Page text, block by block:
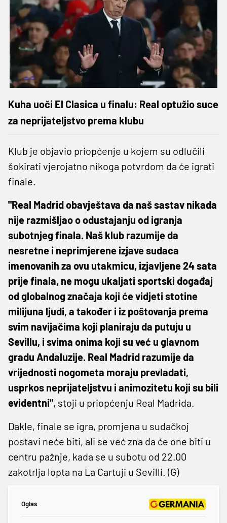
Kuha uoči El Clasica u finalu: Real optužio suce
za neprijateljstvo prema klubu
Klub je objavio priopćenje u kojem su odlučili
šokirati vjerojatno nikoga potvrdom da će igrati
finale.
"Real Madrid obavještava da naš sastav nikada
nije razmišljao o odustajanju od igranja
subotnjeg finala. Naš klub razumije da
nesretne i neprimjerene izjave sudaca
imenovanih za ovu utakmicu, izjavljene 24 sata
prije finala, ne mogu ukaljati sportski događaj
od globalnog značaja koji će vidjeti stotine
milijuna ljudi, a također i iz poštovanja prema
svim navijačima koji planiraju da putuju u
Sevillu, i svima onima koji su već u glavnom
gradu Andaluzije. Real Madrid razumije da
vrijednosti nogometa moraju prevladati,
usprkos neprijateljstvu i animozitetu koji su bili
evidentni", stoji u priopćenju Real Madrida.
Dakle, finale se igra, promjena u sudačkoj
postavi neće biti, ali se već zna da će one biti u
centru pažnje, kada se u subotu od 22.00
zakotrlja lopta na La Cartuji u Sevilli. (G)
Oglas